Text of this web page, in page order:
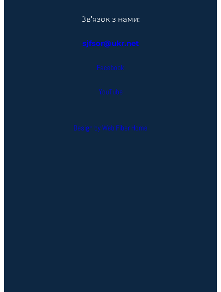
Зв’язок з нами:
sjfsor@ukr.net
Facebook
YouTube
Design by Web Fiber Home